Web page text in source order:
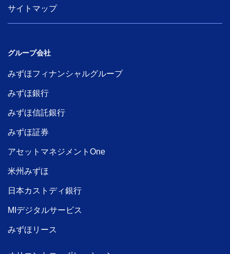
サイトマップ
グループ会社
みずほフィナンシャルグループ
みずほ銀行
みずほ信託銀行
みずほ証券
アセットマネジメントOne
米州みずほ
日本カストディ銀行
MIデジタルサービス
みずほリース